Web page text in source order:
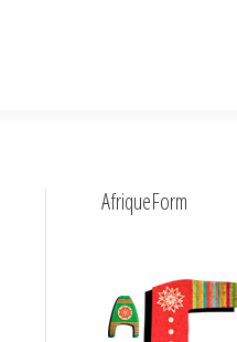
AfriqueForm